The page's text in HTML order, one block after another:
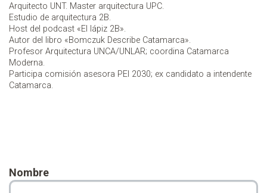
Arquitecto UNT. Master arquitectura UPC.
Estudio de arquitectura 2B.
Host del podcast «El lápiz 2B».
Autor del libro «Bomczuk Describe Catamarca».
Profesor Arquitectura UNCA/UNLAR; coordina Catamarca
Moderna.
Participa comisión asesora PEI 2030; ex candidato a intendente
Catamarca.
Nombre